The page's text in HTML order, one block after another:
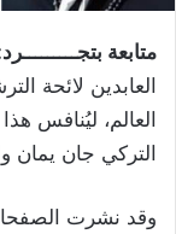
متابعة
العابدين لائحة
العالم، ليُنافس
التركي جان يمان
وقد نشرت